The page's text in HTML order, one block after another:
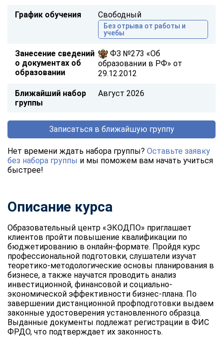
График обучения Свободный
Без отрыва от работы и
учебы
Занесение сведений
о документах об
образовании
ФЗ №273 «Об
образовании в РФ» от
29.12.2012
Ближайший набор
группы
Август 2026
Записаться в ближайшую группу
Нет времени ждать набора группы? Оставьте заявку
без набора группы и мы поможем вам начать учиться
быстрее!
Описание курса
Образовательный центр «ЭКОДПО» приглашает
клиентов пройти повышение квалификации по
бюджетированию в онлайн-формате. Пройдя курс
профессиональной подготовки, слушатели изучат
теоретико-методологические основы планирования в
бизнесе, а также научатся проводить анализ
инвестиционной, финансовой и социально-
экономической эффективности бизнес-плана. По
завершении дистанционной профподготовки выдаем
законные удостоверения установленного образца.
Выданные документы подлежат регистрации в ФИС
ФРДО, что подтверждает их законность.